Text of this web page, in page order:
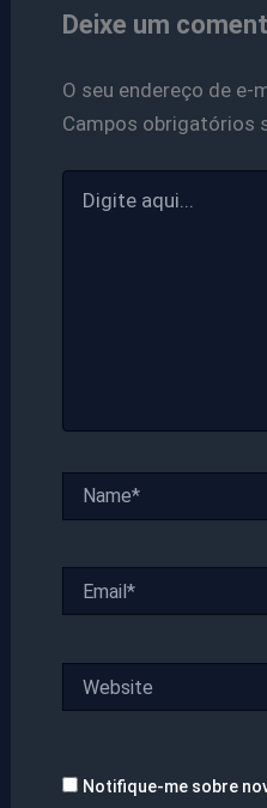
Deixe um
O seu endereço de e-
Campos obrigatórios
aqui...
Notifique-me sobre